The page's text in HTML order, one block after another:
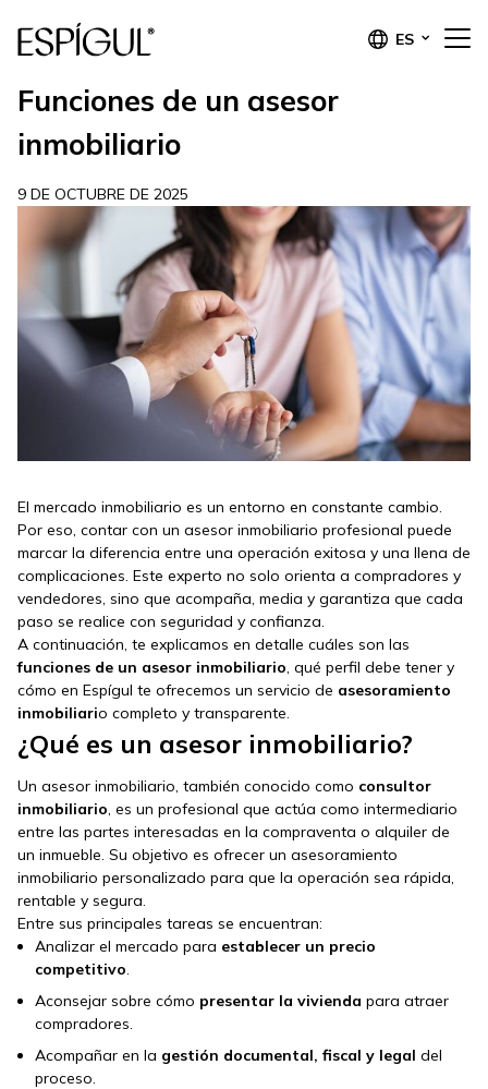
ES
Funciones de un asesor
inmobiliario
9 DE OCTUBRE DE 2025
El mercado inmobiliario es un entorno en constante cambio.
Por eso, contar con un asesor inmobiliario profesional puede
marcar la diferencia entre una operación exitosa y una llena de
complicaciones. Este experto no solo orienta a compradores y
vendedores, sino que acompaña, media y garantiza que cada
paso se realice con seguridad y confianza.
A continuación, te explicamos en detalle cuáles son las
funciones de un asesor inmobiliario, qué perfil debe tener y
cómo en Espígul te ofrecemos un servicio de asesoramiento
inmobiliario completo y transparente.
¿Qué es un asesor inmobiliario?
Un asesor inmobiliario, también conocido como consultor
inmobiliario, es un profesional que actúa como intermediario
entre las partes interesadas en la compraventa o alquiler de
un inmueble. Su objetivo es ofrecer un asesoramiento
inmobiliario personalizado para que la operación sea rápida,
rentable y segura.
Entre sus principales tareas se encuentran:
Analizar el mercado para establecer un precio
competitivo.
Aconsejar sobre cómo presentar la vivienda para atraer
compradores.
Acompañar en la gestión documental, fiscal y legal del
proceso.